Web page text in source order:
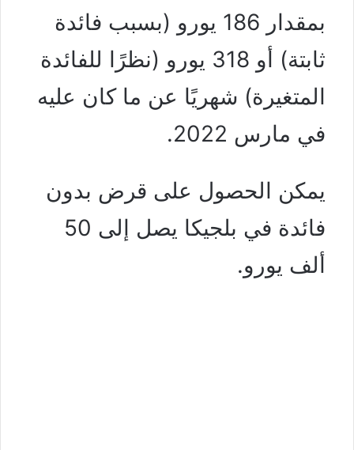
بمقدار 186 يورو (بسبب فائدة
ثابتة) أو 318 يورو (نظرًا للفائدة
المتغيرة) شهريًا عن ما كان عليه
في مارس 2022.
يمكن الحصول على قرض بدون
فائدة في بلجيكا يصل إلى 50
ألف يورو.